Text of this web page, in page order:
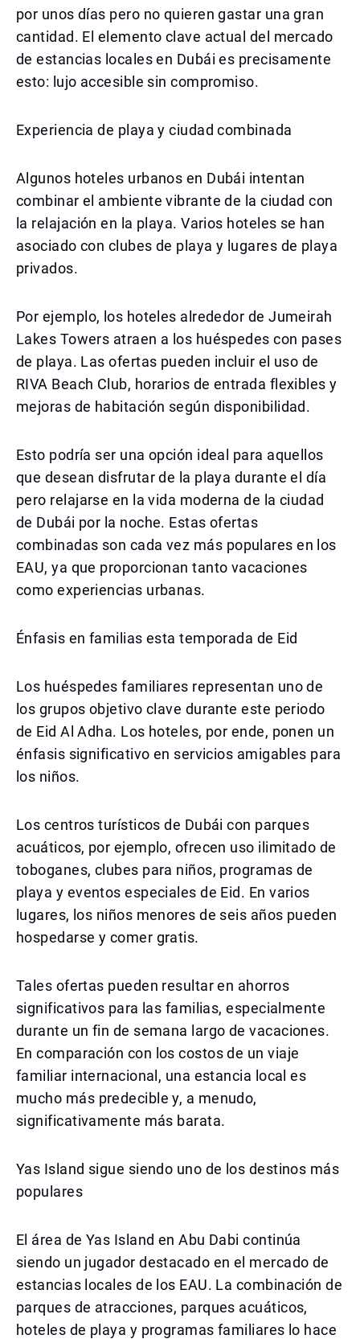
por unos días pero no quieren gastar una gran
cantidad. El elemento clave actual del mercado
de estancias locales en Dubái es precisamente
esto: lujo accesible sin compromiso.
Experiencia de playa y ciudad combinada
Algunos hoteles urbanos en Dubái intentan
combinar el ambiente vibrante de la ciudad con
la relajación en la playa. Varios hoteles se han
asociado con clubes de playa y lugares de playa
privados.
Por ejemplo, los hoteles alrededor de Jumeirah
Lakes Towers atraen a los huéspedes con pases
de playa. Las ofertas pueden incluir el uso de
RIVA Beach Club, horarios de entrada flexibles y
mejoras de habitación según disponibilidad.
Esto podría ser una opción ideal para aquellos
que desean disfrutar de la playa durante el día
pero relajarse en la vida moderna de la ciudad
de Dubái por la noche. Estas ofertas
combinadas son cada vez más populares en los
EAU, ya que proporcionan tanto vacaciones
como experiencias urbanas.
Énfasis en familias esta temporada de Eid
Los huéspedes familiares representan uno de
los grupos objetivo clave durante este periodo
de Eid Al Adha. Los hoteles, por ende, ponen un
énfasis significativo en servicios amigables para
los niños.
Los centros turísticos de Dubái con parques
acuáticos, por ejemplo, ofrecen uso ilimitado de
toboganes, clubes para niños, programas de
playa y eventos especiales de Eid. En varios
lugares, los niños menores de seis años pueden
hospedarse y comer gratis.
Tales ofertas pueden resultar en ahorros
significativos para las familias, especialmente
durante un fin de semana largo de vacaciones.
En comparación con los costos de un viaje
familiar internacional, una estancia local es
mucho más predecible y, a menudo,
significativamente más barata.
Yas Island sigue siendo uno de los destinos más
populares
El área de Yas Island en Abu Dabi continúa
siendo un jugador destacado en el mercado de
estancias locales de los EAU. La combinación de
parques de atracciones, parques acuáticos,
hoteles de playa y programas familiares lo hace